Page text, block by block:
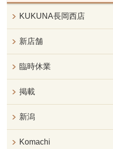
KUKUNA長岡西店
新店舗
臨時休業
掲載
新潟
Komachi